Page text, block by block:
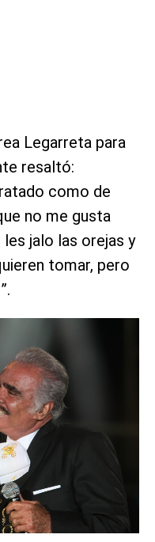
Legarreta para
resaltó:
como de
no me gusta
jalo las orejas y
tomar, pero